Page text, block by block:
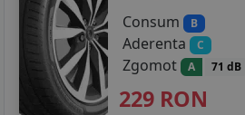
Consum
B
Aderenta C
Zgomot A 71 dB
229 RON